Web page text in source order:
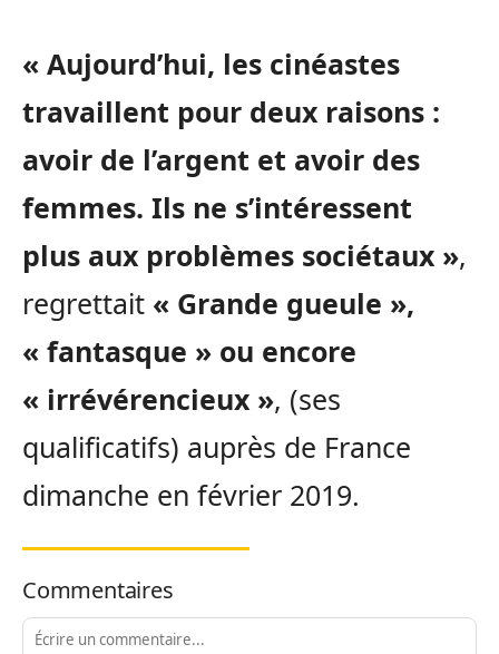
« Aujourd’hui, les cinéastes
travaillent pour deux raisons :
avoir de l’argent et avoir des
femmes. Ils ne s’intéressent
plus aux problèmes sociétaux »,
regrettait « Grande gueule »,
« fantasque » ou encore
« irrévérencieux », (ses
qualificatifs) auprès de France
dimanche en février 2019.
Commentaires